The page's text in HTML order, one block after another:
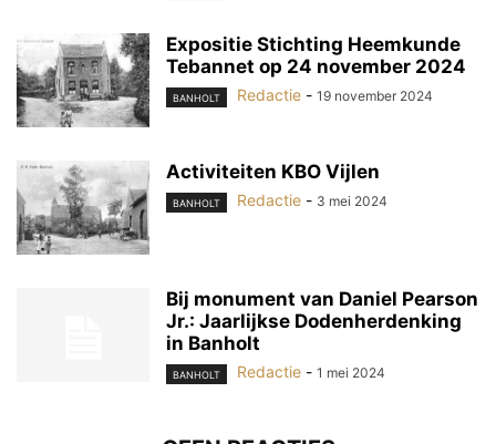
Expositie Stichting Heemkunde
Tebannet op 24 november 2024
BANHOLT Redactie - 19 november 2024
Activiteiten KBO Vijlen
BANHOLT Redactie - 3 mei 2024
Bij monument van Daniel Pearson
Jr.: Jaarlijkse Dodenherdenking
in Banholt
BANHOLT Redactie - 1 mei 2024